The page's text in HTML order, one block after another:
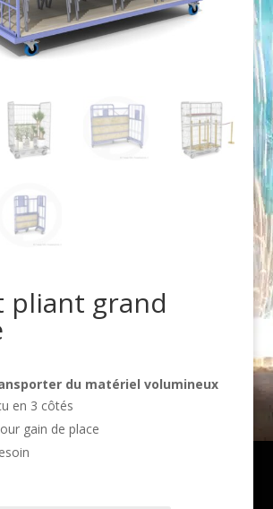
pliant grand
du matériel volumineux
en 3 côtés
gain de place